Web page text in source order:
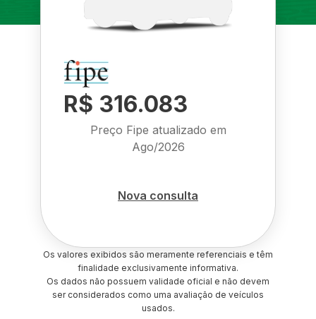
R$ 316.083
Preço Fipe atualizado em
Ago/2026
Nova consulta
Os valores exibidos são meramente referenciais e têm
finalidade exclusivamente informativa.
Os dados não possuem validade oficial e não devem
ser considerados como uma avaliação de veículos
usados.